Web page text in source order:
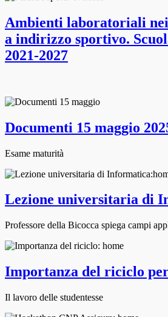
Ambienti laboratoriali
a indirizzo sportivo.
2021-2027
Documenti 15 maggio
Esame maturità
Lezione universitaria di
Professore della Bicocca spiega campi
Importanza del riciclo
Il lavoro delle studentesse